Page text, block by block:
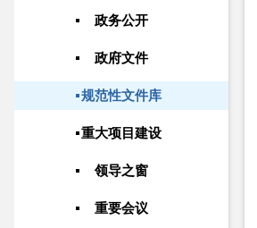
政务公开
政府文件
规范性文件库
重大项目建设
领导之窗
重要会议